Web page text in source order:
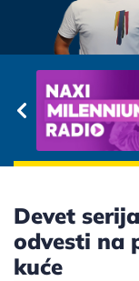
Devet
odvesti na
kuće